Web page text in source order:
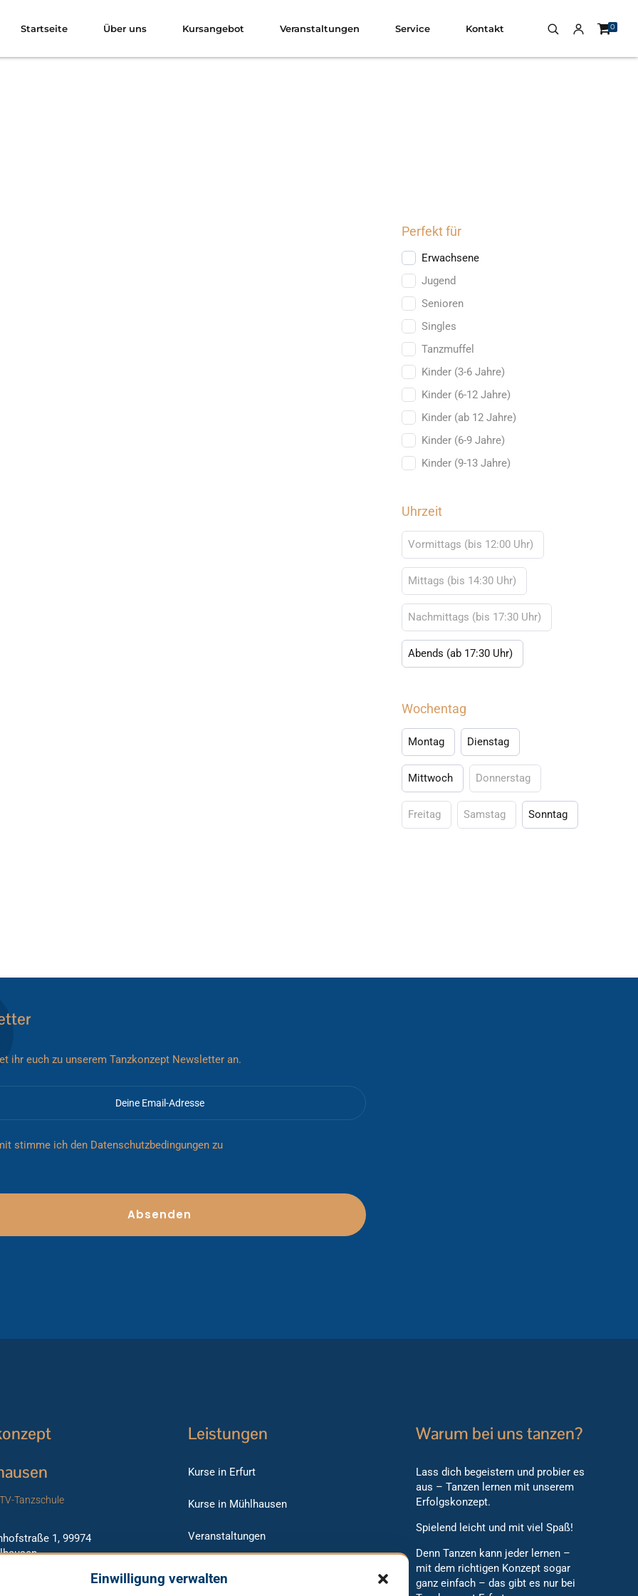
Einwilligung verwalten
0
Startseite Über uns Kursangebot Veranstaltungen Service Kontakt
Perfekt für
Erwachsene
Jugend
Senioren
Singles
Tanzmuffel
Kinder (3-6 Jahre)
Kinder (6-12 Jahre)
Kinder (ab 12 Jahre)
Kinder (6-9 Jahre)
Kinder (9-13 Jahre)
Uhrzeit
Vormittags (bis 12:00 Uhr)
Mittags (bis 14:30 Uhr)
Nachmittags (bis 17:30 Uhr)
Abends (ab 17:30 Uhr)
Wochentag
Montag Dienstag
Mittwoch Donnerstag
Freitag Samstag Sonntag
ihr euch zu unserem Tanzkonzept Newsletter an.
stimme ich den Datenschutzbedingungen zu
Tanzschule
1, 99974
Leistungen
Kurse in Erfurt
Kurse in Mühlhausen
Veranstaltungen
Warum bei uns tanzen?
Lass dich begeistern und probier es
aus – Tanzen lernen mit unserem
Erfolgskonzept.
Spielend leicht und mit viel Spaß!
Denn Tanzen kann jeder lernen –
mit dem richtigen Konzept sogar
ganz einfach – das gibt es nur bei